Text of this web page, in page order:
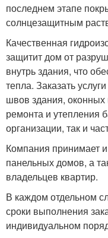
последнем этапе
солнцезащитным
Качественная
защитит дом от
внутрь здания, что
тепла. Заказать
швов здания,
ремонта и утепления
организации, так и
Компания принимает
панельных домов, а
владельцев квартир.
В каждом отдельном
сроки выполнения
индивидуальном